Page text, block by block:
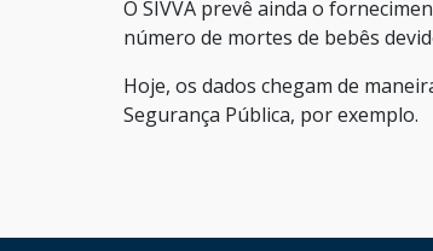
O SIVVA prevê ainda o
número de mortes de bebês
Hoje, os dados chegam de
Segurança Pública, por exemplo.